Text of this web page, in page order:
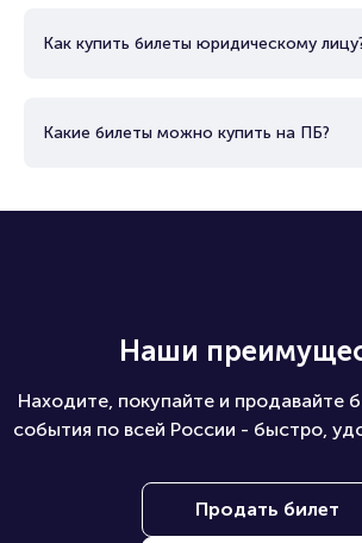
Как купить билеты юридическому
Какие билеты можно купить на ПБ?
Наши
Находите, покупайте и продавайте
события по всей России - быстро,
Продать билет